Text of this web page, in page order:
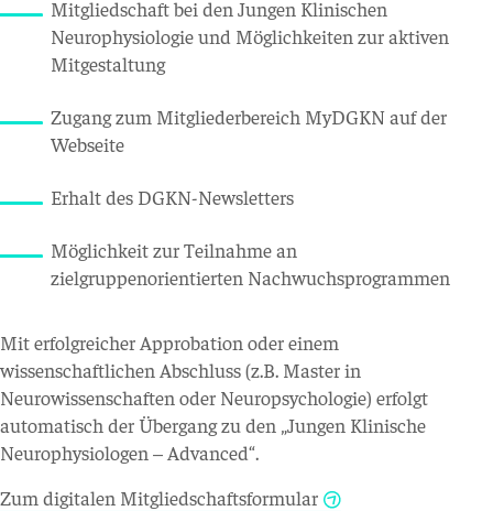
Mitgliedschaft bei den Jungen Klinischen
Neurophysiologie und Möglichkeiten zur aktiven
Mitgestaltung
Zugang zum Mitgliederbereich MyDGKN auf der
Webseite
Erhalt des DGKN-Newsletters
Möglichkeit zur Teilnahme an
zielgruppenorientierten Nachwuchsprogrammen
Mit erfolgreicher Approbation oder einem
wissenschaftlichen Abschluss (z.B. Master in
Neurowissenschaften oder Neuropsychologie) erfolgt
automatisch der Übergang zu den „Jungen Klinische
Neurophysiologen – Advanced“.
Zum digitalen Mitgliedschaftsformular